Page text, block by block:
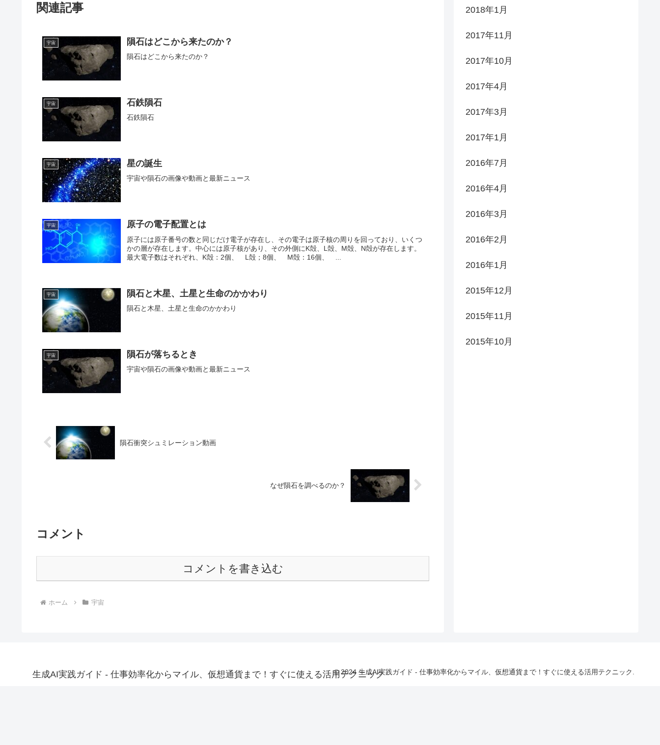
関連記事
宇宙 隕石はどこから来たのか？
隕石はどこから来たのか？
宇宙 石鉄隕石
石鉄隕石
宇宙 星の誕生
宇宙や隕石の画像や動画と最新ニュース
宇宙 原子の電子配置とは
原子には原子番号の数と同じだけ電子が存在し、その電子は原子核の周りを回っており、いくつ
かの層が存在します。中心には原子核があり、その外側にK殻、L殻、M殻、N殻が存在します。
最大電子数はそれぞれ、K殻：2個、 L殻；8個、 M殻：16個、 ...
宇宙 隕石と木星、土星と生命のかかわり
隕石と木星、土星と生命のかかわり
宇宙 隕石が落ちるとき
宇宙や隕石の画像や動画と最新ニュース
隕石衝突シュミレーション動画
なぜ隕石を調べるのか？
コメント
コメントを書き込む
ホーム 宇宙
2018年1月
2017年11月
2017年10月
2017年4月
2017年3月
2017年1月
2016年7月
2016年4月
2016年3月
2016年2月
2016年1月
2015年12月
2015年11月
2015年10月
生成AI実践ガイド - 仕事効率化からマイル、仮想通貨まで！すぐに使える活用テクニック© 2024 生成AI実践ガイド - 仕事効率化からマイル、仮想通貨まで！すぐに使える活用テクニック.